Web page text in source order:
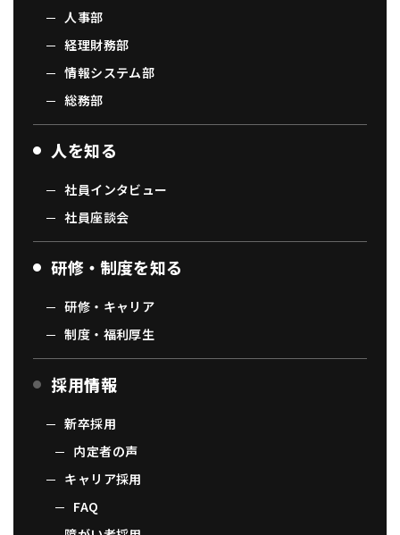
人事部
経理財務部
情報システム部
総務部
人を知る
社員インタビュー
社員座談会
研修・制度を知る
研修・キャリア
制度・福利厚生
採用情報
新卒採用
内定者の声
キャリア採用
FAQ